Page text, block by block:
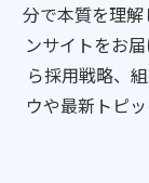
分で本質を理
ンサイトをお
ら採用戦略、
ウや最新トピ